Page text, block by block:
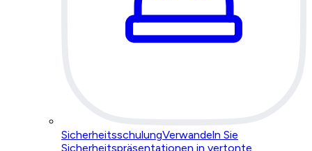
SicherheitsschulungVerwandeln Sie
Sicherheitspräsentationen in vertonte